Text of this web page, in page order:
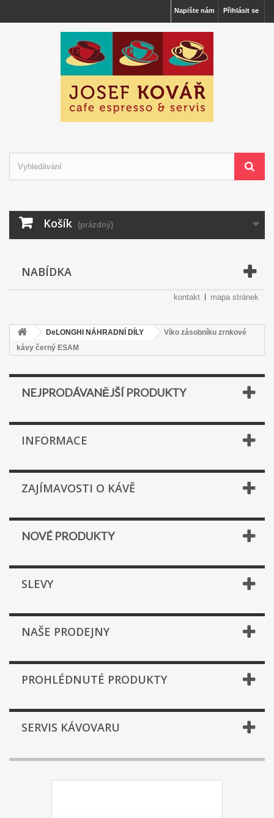
Přihlásit se
Napište nám
Košík (prázdný)
NABÍDKA
kontakt mapa stránek
DeLONGHI NÁHRADNÍ DÍLY
Víko zásobníku zrnkové
kávy černý ESAM
NEJPRODÁVANĚJŠÍ PRODUKTY
INFORMACE
ZAJÍMAVOSTI O KÁVĚ
NOVÉ PRODUKTY
SLEVY
NAŠE PRODEJNY
PROHLÉDNUTÉ PRODUKTY
SERVIS KÁVOVARU